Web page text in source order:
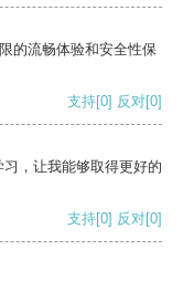
的流畅体验和安全性保
支持[0] 反对[0]
，让我能够取得更好的
支持[0] 反对[0]